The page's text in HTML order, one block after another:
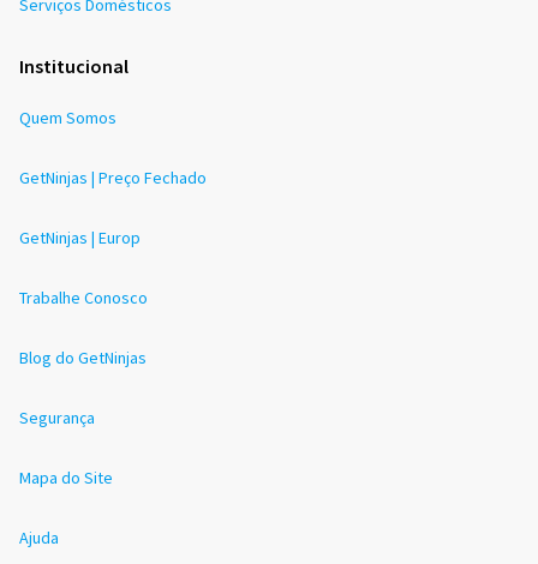
Institucional
Quem Somos
GetNinjas | Preço Fechado
GetNinjas | Europ
Trabalhe Conosco
Blog do GetNinjas
Segurança
Mapa do Site
Ajuda